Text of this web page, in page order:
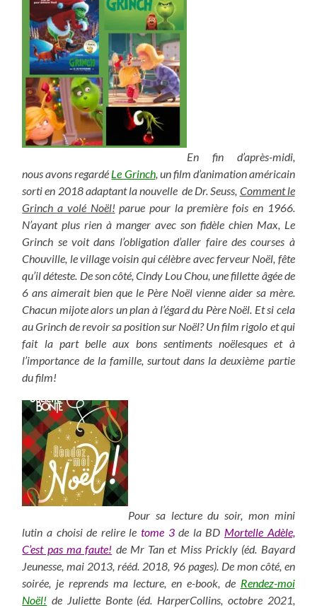
En fin d’après-midi,
nous avons regardé Le Grinch, un film d’animation américain
sorti en 2018 adaptant la nouvelle de Dr. Seuss, Comment le
Grinch a volé Noël! parue pour la première fois en 1966.
N’ayant plus rien à manger avec son fidèle chien Max, Le
Grinch se voit dans l’obligation d’aller faire des courses à
Chouville, le village voisin qui célèbre avec ferveur Noël, fête
qu’il déteste. De son côté, Cindy Lou Chou, une fillette âgée de
6 ans aimerait bien que le Père Noël vienne aider sa mère.
Chacun mijote alors un plan à l’égard du Père Noël. Et si cela
au Grinch de revoir sa position sur Noël? Un film rigolo et qui
fait la part belle aux bons sentiments noëlesques et à
l’importance de la famille, surtout dans la deuxième partie
du film!
Pour sa lecture du soir, mon mini
lutin a choisi de relire le tome 3de la BD Mortelle Adèle,
C’est pas ma faute! de Mr Tan et Miss Prickly (éd. Bayard
Jeunesse, mai 2013, rééd. 2018, 96 pages). De mon côté, en
soirée, je reprends ma lecture, en e-book, de Rendez-moi
Noël! de Juliette Bonte (éd. HarperCollins, octobre 2021,